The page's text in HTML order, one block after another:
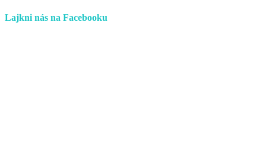
Lajkni nás na Facebooku